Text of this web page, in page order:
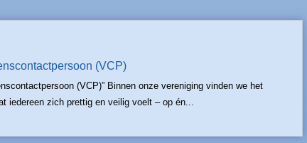
(VCP)
(VCP)” Binnen onze vereniging vinden we het
iedereen zich prettig en veilig voelt – op én...